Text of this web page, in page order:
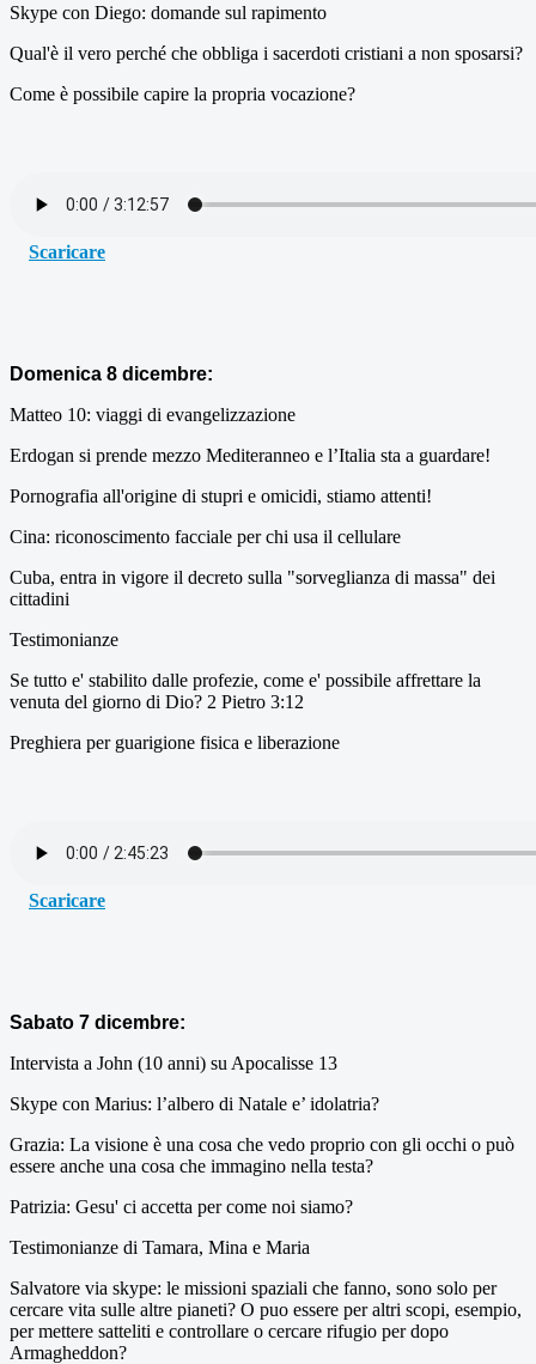
Skype con Diego: domande sul rapimento
Qual'è il vero perché che obbliga i sacerdoti cristiani a non sposarsi?
Come è possibile capire la propria vocazione?
Scaricare
Domenica 8 dicembre:
Matteo 10: viaggi di evangelizzazione
Erdogan si prende mezzo Mediteranneo e l’Italia sta a guardare!
Pornografia all'origine di stupri e omicidi, stiamo attenti!
Cina: riconoscimento facciale per chi usa il cellulare
Cuba, entra in vigore il decreto sulla "sorveglianza di massa" dei
cittadini
Testimonianze
Se tutto e' stabilito dalle profezie, come e' possibile affrettare la
venuta del giorno di Dio? 2 Pietro 3:12
Preghiera per guarigione fisica e liberazione
Scaricare
Sabato 7 dicembre:
Intervista a John (10 anni) su Apocalisse 13
Skype con Marius: l’albero di Natale e’ idolatria?
Grazia: La visione è una cosa che vedo proprio con gli occhi o può
essere anche una cosa che immagino nella testa?
Patrizia: Gesu' ci accetta per come noi siamo?
Testimonianze di Tamara, Mina e Maria
Salvatore via skype: le missioni spaziali che fanno, sono solo per
cercare vita sulle altre pianeti? O puo essere per altri scopi, esempio,
per mettere satteliti e controllare o cercare rifugio per dopo
Armagheddon?